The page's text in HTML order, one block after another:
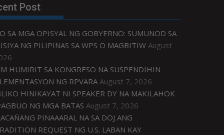
Post
SA MGA OPISYAL NG GOBYERNO: SUMUNOD SA
NG PILIPINAS SA WPS O MAGBITIW August
HUMIRIT SA KONGRESO NA SUSPENDIHIN
NG RPVARA August 7, 2026
HINIKAYAT NI SPEAKER DY NA MAKILAHOK
NG MGA BATAS August 7, 2026
PINAAARAL NA SA DOJ ANG
REQUEST NG U.S. LABAN KAY